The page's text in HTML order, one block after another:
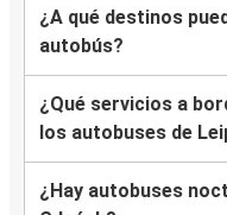
¿A qué destinos
autobús?
¿Qué servicios a
los autobuses de
¿Hay autobuses